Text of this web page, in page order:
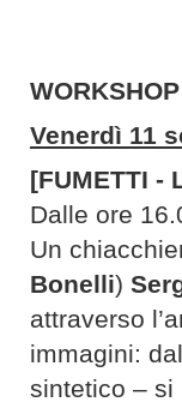
WORKSHOP
Venerdì 11
[FUMETTI
Dalle ore
Un
Bonelli)
attraverso
immagini:
sintetico – si